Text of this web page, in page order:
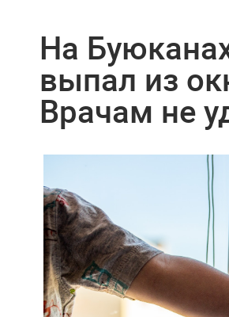
На
выпал из
Врачам не